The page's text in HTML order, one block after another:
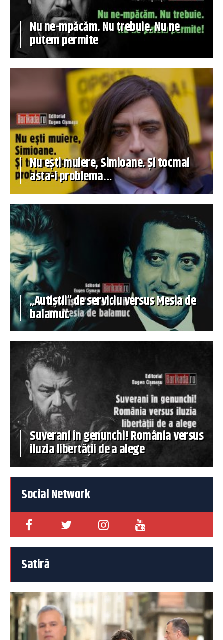
Nu ne-mpăcăm. Nu trebuie. Nu ne
putem permite
Nu ești muiere, Simioane. Și tocmai
asta-i problema…
„Autiștii” de serviciu versus Mesia de
balamuc
Suverani în genunchi! România versus
iluzia libertății de a alege
Social Network
Satiră